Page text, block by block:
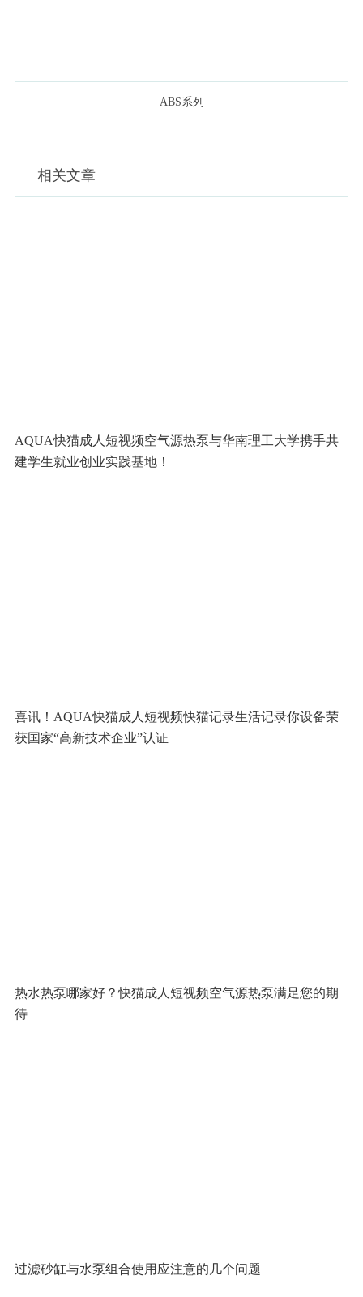
ABS系列
相关文章
AQUA快猫成人短视频空气源热泵与华南理工大学携手共
建学生就业创业实践基地！
喜讯！AQUA快猫成人短视频快猫记录生活记录你设备荣
获国家“高新技术企业”认证
热水热泵哪家好？快猫成人短视频空气源热泵满足您的期
待
过滤砂缸与水泵组合使用应注意的几个问题